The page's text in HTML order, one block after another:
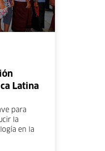
Latina
para
la
en la